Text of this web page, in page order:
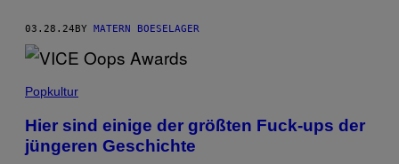
03.28.24 BY MATERN BOESELAGER
Popkultur
Hier sind einige der größten Fuck-ups der
jüngeren Geschichte